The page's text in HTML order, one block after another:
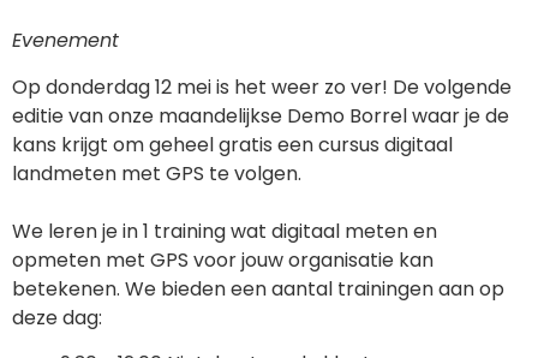
Evenement
Op donderdag 12 mei is het weer zo ver! De volgende
editie van onze maandelijkse Demo Borrel waar je de
kans krijgt om geheel gratis een cursus digitaal
landmeten met GPS te volgen.
We leren je in 1 training wat digitaal meten en
opmeten met GPS voor jouw organisatie kan
betekenen. We bieden een aantal trainingen aan op
deze dag: